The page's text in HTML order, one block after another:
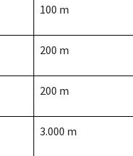
100 m
200 m
200 m
3.000 m